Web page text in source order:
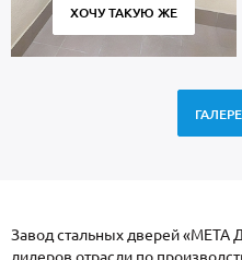
ХОЧУ ТАКУЮ ЖЕ
Завод стальных дверей «МЕТА
лидеров отрасли по